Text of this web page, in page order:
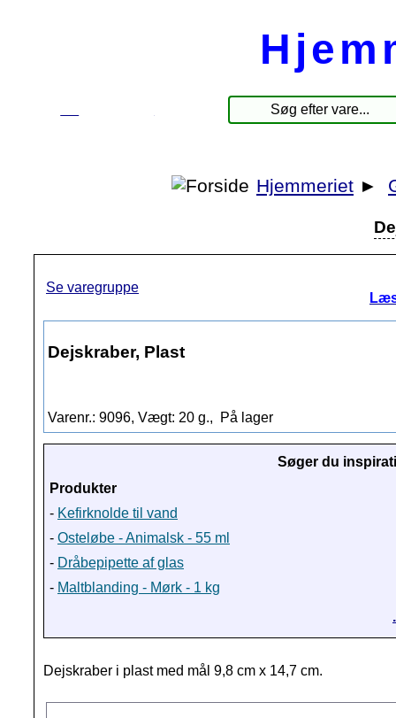
Hjemmeriet ►
Se varegruppe
Dejskraber, Plast
Varenr.: 9096, Vægt: 20 g., På lager
Søger du
Produkter
- Kefirknolde til vand
- Osteløbe - Animalsk - 55 ml
- Dråbepipette af glas
- Maltblanding - Mørk - 1 kg
Dejskraber i plast med mål 9,8 cm x 14,7 cm.